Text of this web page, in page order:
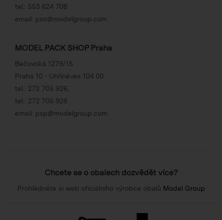
tel.: 553 624 708
email: pso@modelgroup.com
MODEL PACK SHOP Praha
Bečovská 1279/15
Praha 10 - Uhříněves 104 00
tel.: 272 705 926
tel.: 272 705 928
email: psp@modelgroup.com
Chcete se o obalech dozvědět více?
Prohlédněte si web oficiálního výrobce obalů Model Group